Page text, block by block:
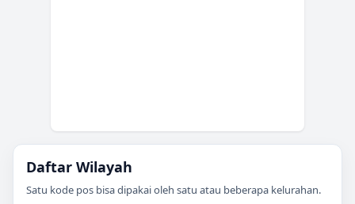
Daftar Wilayah
Satu kode pos bisa dipakai oleh satu atau beberapa kelurahan.